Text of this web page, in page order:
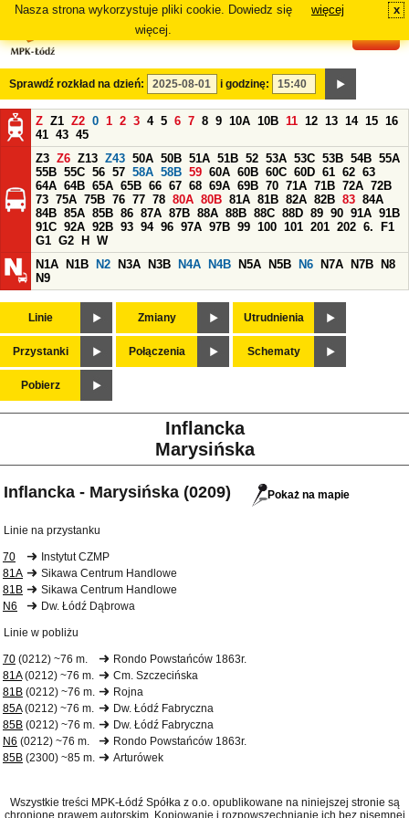
Nasza strona wykorzystuje pliki cookie. Dowiedz się
więcej.
więcej x
Sprawdź rozkład na dzień: i godzinę:
Z Z1 Z2 0 1 2 3 4 5 6 7 8 9 10A 10B 11 12 13 14 15 16
41 43 45
Z3 Z6 Z13 Z43 50A 50B 51A 51B 52 53A 53C 53B 54B 55A
55B 55C 56 57 58A 58B 59 60A 60B 60C 60D 61 62 63
64A 64B 65A 65B 66 67 68 69A 69B 70 71A 71B 72A 72B
73 75A 75B 76 77 78 80A 80B 81A 81B 82A 82B 83 84A
84B 85A 85B 86 87A 87B 88A 88B 88C 88D 89 90 91A 91B
91C 92A 92B 93 94 96 97A 97B 99 100 101 201 202 6.
F1
G1 G2 H
W
N1A
N1B N2 N3A N3B N4A N4B N5A N5B N6 N7A N7B
N8
N9
Linie Zmiany Utrudnienia
Przystanki Połączenia Schematy
Pobierz
Inflancka
Marysińska
Inflancka - Marysińska (0209) Pokaż na mapie
Linie na przystanku
70
Instytut CZMP
81A
Sikawa Centrum Handlowe
81B
Sikawa Centrum Handlowe
N6
Dw. Łódź Dąbrowa
Linie w pobliżu
70 (0212) ~76 m.
Rondo Powstańców 1863r.
81A(0212) ~76 m.
Cm. Szczecińska
81B (0212) ~76 m.
Rojna
85A(0212) ~76 m.
Dw. Łódź Fabryczna
85B (0212) ~76 m.
Dw. Łódź Fabryczna
N6 (0212) ~76 m.
Rondo Powstańców 1863r.
85B (2300) ~85 m. Arturówek
Wszystkie treści MPK-Łódź Spółka z o.o. opublikowane na niniejszej stronie są